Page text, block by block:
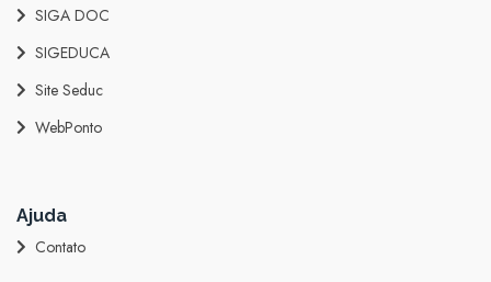
SIGA DOC
SIGEDUCA
Site Seduc
WebPonto
Ajuda
Contato